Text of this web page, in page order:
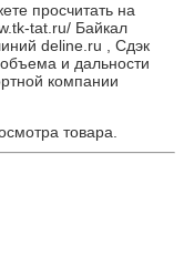
просчитать на
tat.ru/ Байкал
deline.ru , Сдэк
и дальности
компании
товара.